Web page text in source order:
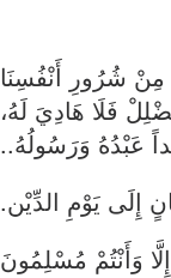
مِنْ شُرُورِ أَنْفُسِنَا
فَلَا هَادِيَ لَهُ،
عَبْدُهُ وَرَسُولُهُ..
إِلَى يَوْمِ الدِّيْن.
إِلَّا وَأَنْتُمْ مُسْلِمُونَ